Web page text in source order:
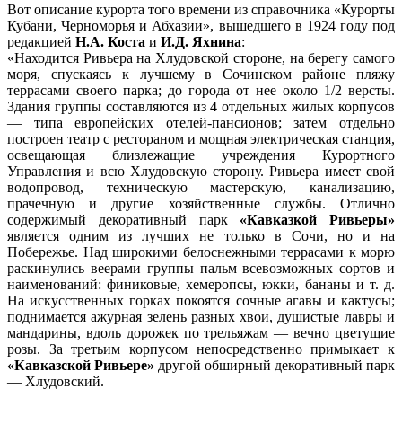
Вот описание курорта того времени из справочника «Курорты
Кубани, Черноморья и Абхазии», вышедшего в 1924 году под
редакцией Н.А. Коста и И.Д. Яхнина:
«Находится Ривьера на Хлудовской стороне, на берегу самого
моря, спускаясь к лучшему в Сочинском районе пляжу
террасами своего парка; до города от нее около 1/2 версты.
Здания группы составляются из 4 отдельных жилых корпусов
— типа европейских отелей-пансионов; затем отдельно
построен театр с рестораном и мощная электрическая станция,
освещающая близлежащие учреждения Курортного
Управления и всю Хлудовскую сторону. Ривьера имеет свой
водопровод, техническую мастерскую, канализацию,
прачечную и другие хозяйственные службы. Отлично
содержимый декоративный парк «Кавказкой Ривьеры»
является одним из лучших не только в Сочи, но и на
Побережье. Над широкими белоснежными террасами к морю
раскинулись веерами группы пальм всевозможных сортов и
наименований: финиковые, хемеропсы, юкки, бананы и т. д.
На искусственных горках покоятся сочные агавы и кактусы;
поднимается ажурная зелень разных хвои, душистые лавры и
мандарины, вдоль дорожек по трельяжам — вечно цветущие
розы. За третьим корпусом непосредственно примыкает к
«Кавказской Ривьере» другой обширный декоративный парк
— Хлудовский.